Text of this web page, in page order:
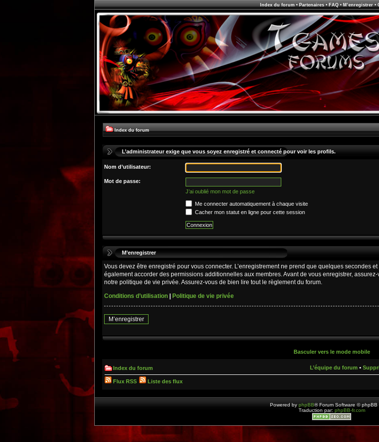
Index du forum• Partenaires• FAQ• M’enregistrer•
Index du forum
L’administrateur exige que vous soyez enregistré et connecté pour voir les profils.
Nom d’utilisateur:
Mot de passe:
J’ai oublié mon mot de passe
Me connecter automatiquement à chaque visite
Cacher mon statut en ligne pour cette session
M’enregistrer
Vous devez être enregistré pour vous connecter. L’enregistrement ne prend que quelques secondes
également accorder des permissions additionnelles aux membres. Avant de vous enregistrer,
notre politique de vie privée. Assurez-vous de bien lire tout le règlement du forum.
Conditions d’utilisation
Politique de vie privée
M’enregistrer
Basculer vers le mode mobile
Index du forum L’équipe du forum •
Flux RSS Liste des flux
Powered by phpBB® Forum Software © phpBB
Traduction par: phpBB-fr.com